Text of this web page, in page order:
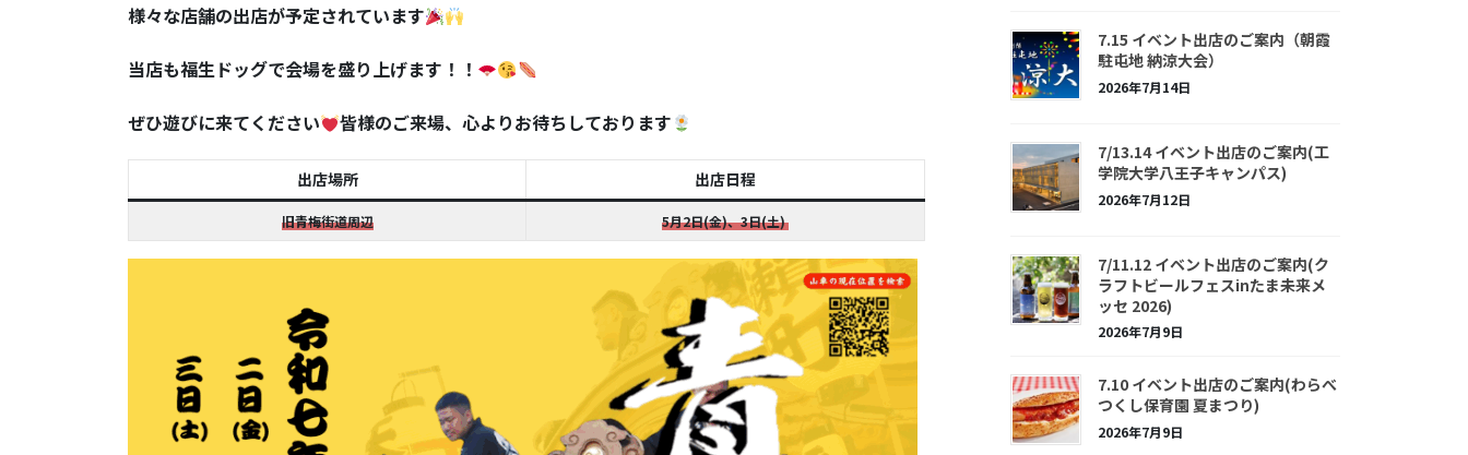
様々な店舗の出店が予定されています
当店も福生ドッグで会場を盛り上げます！！
ぜひ遊びに来てください 皆様のご来場、心よりお待ちしております
出店場所 出店日程
旧青梅街道周辺 5月2日(金)、3日(土)
7.15 イベント出店のご案内（朝霞
駐屯地 納涼大会）
2026年7月14日
7/13.14 イベント出店のご案内(工
学院大学八王子キャンパス)
2026年7月12日
7/11.12 イベント出店のご案内(ク
ラフトビールフェスinたま未来メ
ッセ 2026)
2026年7月9日
7.10 イベント出店のご案内(わらべ
つくし保育園 夏まつり)
2026年7月9日